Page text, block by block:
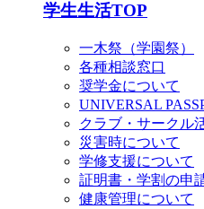
学生生活TOP
一木祭（学園祭）
各種相談窓口
奨学金について
UNIVERSAL
クラブ・サークル
災害時について
学修支援について
証明書・学割の申
健康管理について